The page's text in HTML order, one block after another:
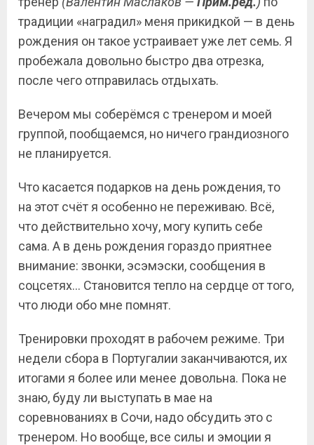
традиции «наградил» меня прикидкой — в день
рождения он такое устраивает уже лет семь. Я
пробежала довольно быстро два отрезка,
после чего отправилась отдыхать.
Вечером мы соберёмся с тренером и моей
группой, пообщаемся, но ничего грандиозного
не планируется.
Что касается подарков на день рождения, то
на этот счёт я особенно не переживаю. Всё,
что действительно хочу, могу купить себе
сама. А в день рождения гораздо приятнее
внимание: звонки, эсэмэски, сообщения в
соцсетях… Становится тепло на сердце от того,
что люди обо мне помнят.
Тренировки проходят в рабочем режиме. Три
недели сбора в Португалии заканчиваются, их
итогами я более или менее довольна. Пока не
знаю, буду ли выступать в мае на
соревнованиях в Сочи, надо обсудить это с
тренером. Но вообще, все силы и эмоции я